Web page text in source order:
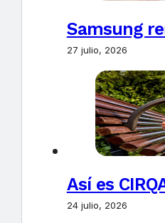
Samsung
27 julio, 2026
Así es
24 julio, 2026